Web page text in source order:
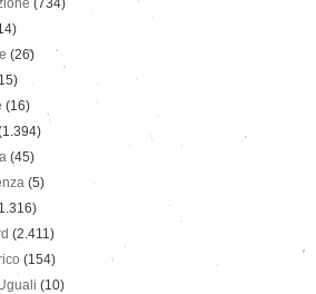
(734)
(26)
(16)
(45)
(5)
(2.411)
(154)
(10)